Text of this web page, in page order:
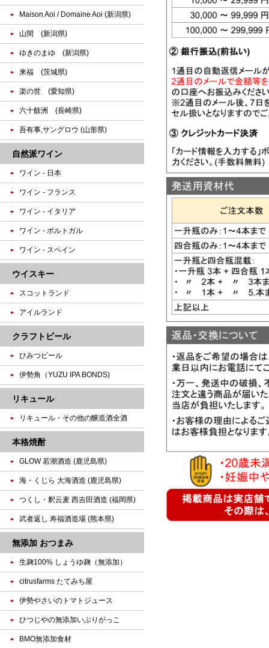
Maison Aoi / Domaine Aoi (新潟県)
山間 (新潟県)
ゆきのまゆ (新潟県)
来福 (茨城県)
楽の世 (愛知県)
六十餘洲 (長崎県)
吾有事,サングロウ (山形県)
自然派ワイン
ワイン - 日本
ワイン - フランス
ワイン - イタリア
ワイン - ポルトガル
ワイン - スペイン
ウイスキー
スコットランド
アイルランド
クラフトビール
ひみつビール
伊勢角（YUZU IPA BONDS)
リキュール
リキュール・その他の醸造酒全酒
本格焼酎
GLOW 若潮酒造 (鹿児島県)
海・くじら 大海酒造 (鹿児島県)
つくし・釈云麦 西吉田酒造 (福岡県)
武者返し 寿福酒造場 (熊本県)
無添加 おつまみ
生麹100% しょうゆ麹（無添加）
citrusfarms たてみち屋
伊勢やさいのトマトジュース
ひつじやの無添加いぶりがっこ
BMO無添加食材